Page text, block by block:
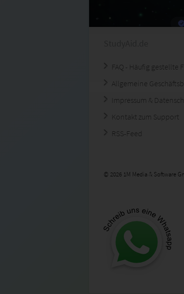
FAQ - Häufig gestellte
Allgemeine
Impressum &
Kontakt zum Support
RSS-Feed
© 2026 1M Media & Software